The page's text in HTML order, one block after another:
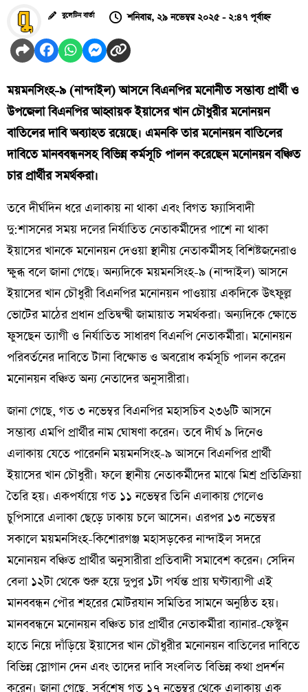
বুলেটিন বার্তা শনিবার, ২৯ নভেম্বর ২০২৫ - ২:৪৭ পূর্বাহ্ন
ময়মনসিংহ-৯ (নান্দাইল) আসনে বিএনপির মনোনীত সম্ভাব্য প্রার্থী ও
উপজেলা বিএনপির আহ্বায়ক ইয়াসের খান চৌধুরীর মনোনয়ন
বাতিলের দাবি অব্যাহত রয়েছে। এমনকি তার মনোনয়ন বাতিলের
দাবিতে মানববন্ধনসহ বিভিন্ন কর্মসূচি পালন করেছেন মনোনয়ন বঞ্চিত
চার প্রার্থীর সমর্থকরা।
তবে দীর্ঘদিন ধরে এলাকায় না থাকা এবং বিগত ফ্যাসিবাদী
দু:শাসনের সময় দলের নির্যাতিত নেতাকর্মীদের পাশে না থাকা
ইয়াসের খানকে মনোনয়ন দেওয়া স্থানীয় নেতাকর্মীসহ বিশিষ্টজনেরাও
ক্ষুব্ধ বলে জানা গেছে। অন্যদিকে ময়মনসিংহ-৯ (নান্দাইল) আসনে
ইয়াসের খান চৌধুরী বিএনপির মনোনয়ন পাওয়ায় একদিকে উৎফুল্ল
ভোটের মাঠের প্রধান প্রতিদ্বন্দ্বী জামায়াত সমর্থকরা। অন্যদিকে ক্ষোভে
ফুসছেন ত্যাগী ও নির্যাতিত সাধারণ বিএনপি নেতাকর্মীরা। মনোনয়ন
পরিবর্তনের দাবিতে টানা বিক্ষোভ ও অবরোধ কর্মসূচি পালন করেন
মনোনয়ন বঞ্চিত অন্য নেতাদের অনুসারীরা।
জানা গেছে, গত ৩ নভেম্বর বিএনপির মহাসচিব ২৩৬টি আসনে
সম্ভাব্য এমপি প্রার্থীর নাম ঘোষণা করেন। তবে দীর্ঘ ৯ দিনেও
এলাকায় যেতে পারেননি ময়মনসিংহ-৯ আসনে বিএনপির প্রার্থী
ইয়াসের খান চৌধুরী। ফলে স্থানীয় নেতাকর্মীদের মাঝে মিশ্র প্রতিক্রিয়া
তৈরি হয়। একপর্যায়ে গত ১১ নভেম্বর তিনি এলাকায় গেলেও
চুপিসারে এলাকা ছেড়ে ঢাকায় চলে আসেন। এরপর ১৩ নভেম্বর
সকালে ময়মনসিংহ-কিশোরগঞ্জ মহাসড়কের নান্দাইল সদরে
মনোনয়ন বঞ্চিত প্রার্থীর অনুসারীরা প্রতিবাদী সমাবেশ করেন। সেদিন
বেলা ১২টা থেকে শুরু হয়ে দুপুর ১টা পর্যন্ত প্রায় ঘণ্টাব্যাপী এই
মানববন্ধন পৌর শহরের মোটরযান সমিতির সামনে অনুষ্ঠিত হয়।
মানববন্ধনে মনোনয়ন বঞ্চিত চার প্রার্থীর নেতাকর্মীরা ব্যানার-ফেস্টুন
হাতে নিয়ে দাঁড়িয়ে ইয়াসের খান চৌধুরীর মনোনয়ন বাতিলের দাবিতে
বিভিন্ন স্লোগান দেন এবং তাদের দাবি সংবলিত বিভিন্ন কথা প্রদর্শন
করেন। জানা গেছে, সর্বশেষ গত ১৭ নভেম্বর থেকে এলাকায় এক